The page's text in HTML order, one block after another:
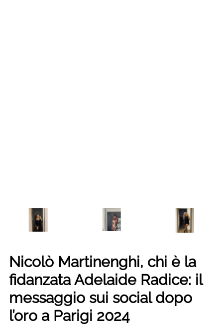
Nicolò Martinenghi, chi è la
fidanzata Adelaide Radice: il
messaggio sui social dopo
l’oro a Parigi 2024